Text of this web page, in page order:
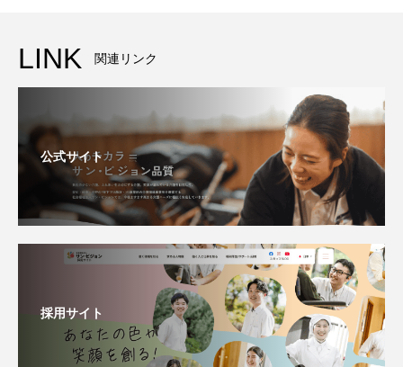
LINK 関連リンク
公式サイト
採用サイト